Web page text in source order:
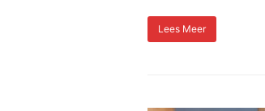
Lees Meer